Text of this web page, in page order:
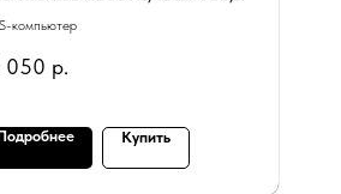
компьютер
050 р.
Купить